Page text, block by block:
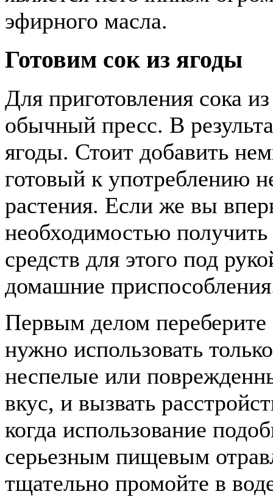
эфирного масла.
Готовим сок из ягоды
Для приготовления сока
обычный пресс. В
ягоды. Стоит добавить
готовый к употреблению
растения. Если же вы
необходимостью
средств для этого под
домашние
Первым делом
нужно использовать
неспелые или
вкус, и вызвать
когда использование
серьезным пищевым
тщательно промойте в